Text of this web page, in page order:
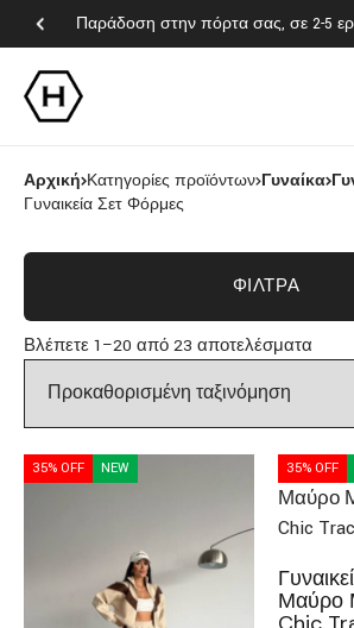
Παράδοση στην πόρτα σας, σε 2-5
Αρχική Κατηγορίες προϊόντων Γυναίκα
Γυναικεία Σετ Φόρμες
ΦΊΛΤΡΑ
Βλέπετε 1–20 από 23 αποτελέσματα
35% OFF NEW 35% OFF
Μαύρο